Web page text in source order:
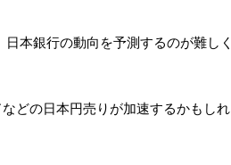
本銀行の動向を予測するのが難しく
どの日本円売りが加速するかもしれ